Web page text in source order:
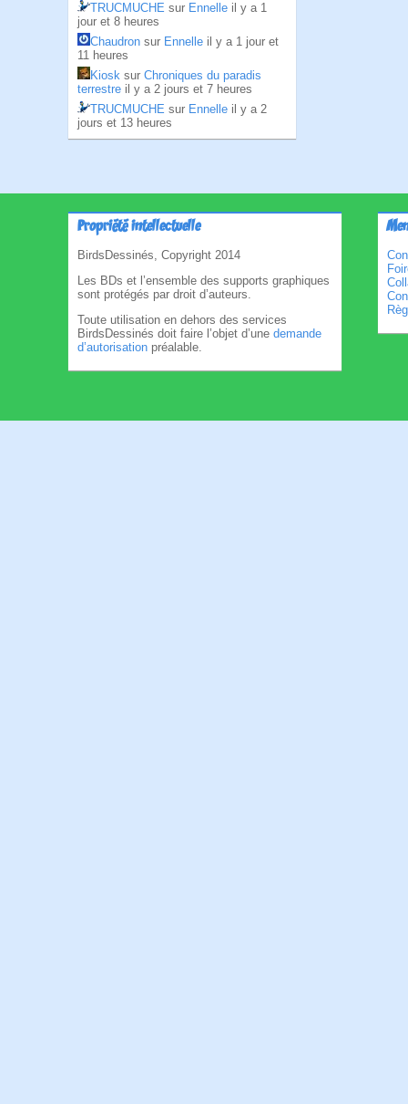
TRUCMUCHE sur Ennelle il y a 1
jour et 8 heures
Chaudron sur Ennelle il y a 1 jour et
11 heures
Kiosk sur Chroniques du paradis
terrestre il y a 2 jours et 7 heures
TRUCMUCHE sur Ennelle il y a 2
jours et 13 heures
Propriété intellectuelle
BirdsDessinés, Copyright 2014
Les BDs et l’ensemble des supports graphiques
sont protégés par droit d’auteurs.
Toute utilisation en dehors des services
BirdsDessinés doit faire l’objet d’une demande
d’autorisation préalable.